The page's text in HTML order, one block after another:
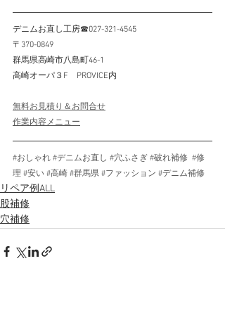
デニムお直し工房☎027-321-4545
〒370-0849
群馬県高崎市八島町46-1
高崎オーパ３F　PROVICE内
無料お見積り＆お問合せ
作業内容メニュー
#おしゃれ #デニムお直し #穴ふさぎ #破れ補修 #修
理 #安い #高崎 #群馬県 #ファッション #デニム補修
リペア例ALL
股補修
穴補修